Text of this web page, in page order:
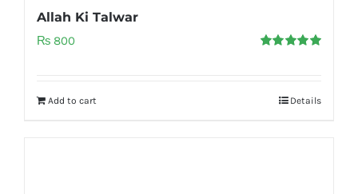
Allah Ki Talwar
₨ 800
Add to cart Details